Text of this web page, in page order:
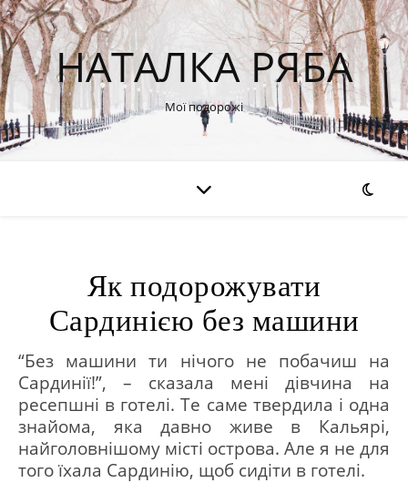
НАТАЛКА РЯБА
Мої подорожі
Як подорожувати
Сардинією без машини
“Без машини ти нічого не побачиш на
Сардинії!”, – сказала мені дівчина на
ресепшні в готелі. Те саме твердила і одна
знайома, яка давно живе в Кальярі,
найголовнішому місті острова. Але я не для
того їхала Сардинію, щоб сидіти в готелі.